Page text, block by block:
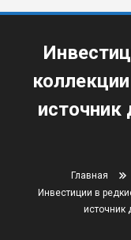
источник
Главная
Инвестиции в
источник